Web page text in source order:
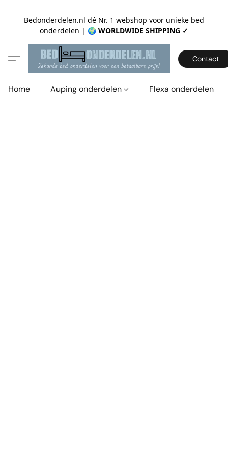
Bedonderdelen.nl dé Nr. 1 webshop voor unieke bed
onderdelen | 🌍 WORLDWIDE SHIPPING ✓
Contact
Home Auping onderdelen Flexa onderdelen